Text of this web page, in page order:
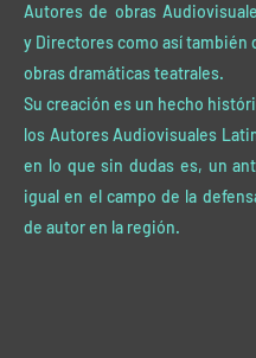
Autores de obras
y Directores como así también
obras dramáticas teatrales.
Su creación es un hecho
los Autores Audiovisuales
en lo que sin dudas es, un
igual en el campo de la
de autor en la región.